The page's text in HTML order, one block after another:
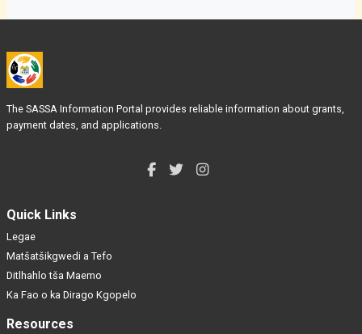
The SASSA Information Portal provides reliable information about grants,
payment dates, and applications.
Quick Links
Legae
Matšatšikgwedi a Tefo
Ditlhahlo tša Maemo
Ka Fao o ka Dirago Kgopelo
Resources